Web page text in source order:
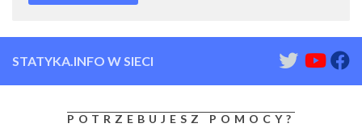
STATYKA.INFO W SIECI
POTRZEBUJESZ POMOCY?